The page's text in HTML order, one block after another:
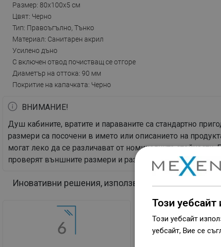
Размер: 80x100x5 см
Цвят: Черно
Тип: Правоъгълно, Тънко
Материал: Санитарен акрил
Усилено дъно
С включен отвод почистващ се отгоре
Диаметър на оттока: 90 мм
Покритие на капачката: Черно
ВНИМАНИЕ!
Душ кабините, вратите и параваните са стандартно
размери са посочени в името или описанието на
могат леко да се различават от номиналните
проверят външните размери и разположението на
Иновативни решения, използвани в този продукт
Този уебсайт
Този уебсайт
уебсайт, Вие се